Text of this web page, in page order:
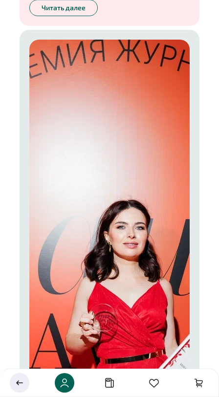
Движение за этичное потребление набирает
рамках БРИКС.
Читать далее
Укажите ваш город
Это важно для корректной работы Экоразноса и
дальнейших персональных функций сервиса.